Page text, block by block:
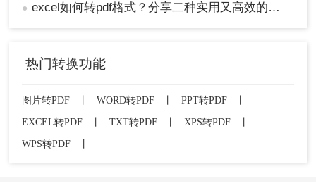
● excel如何转pdf格式？分享二种实用又高效的方法!
热门转换功能
图片转PDF WORD转PDF PPT转PDF
EXCEL转PDF
丨 TXT转PDF 丨 XPS转PDF
丨
WPS转PDF
丨